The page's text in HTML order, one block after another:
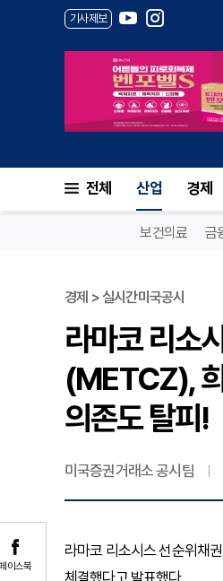
기사제보
전체 산업 경제
보건의료 금
이스북
경제 > 실시간미국공시
라마코 리
(METCZ),
의존도 탈피!
미국증권거래소 공시팀
라마코 리소시스 선순위채
체결했다고 발표했다.